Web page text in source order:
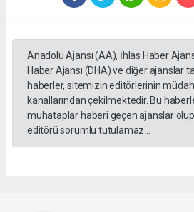
Anadolu Ajansı (AA), İhlas Haber
Haber Ajansı (DHA) ve diğer ajanslar
haberler, sitemizin editörlerinin
kanallarından çekilmektedir. Bu
muhataplar haberi geçen ajanslar
editörü sorumlu tutulamaz...